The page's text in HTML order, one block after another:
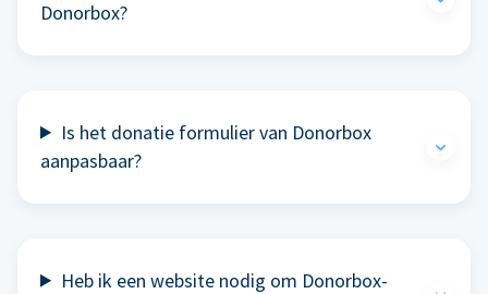
Donorbox?
Is het donatie formulier van Donorbox
aanpasbaar?
Heb ik een website nodig om Donorbox-